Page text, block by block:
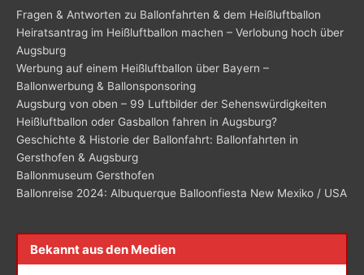
Fragen & Antworten zu Ballonfahrten & dem Heißluftballon
Heiratsantrag im Heißluftballon machen – Verlobung hoch über
Augsburg
Werbung auf einem Heißluftballon über Bayern –
Ballonwerbung & Ballonsponsoring
Augsburg von oben – 99 Luftbilder der Sehenswürdigkeiten
Heißluftballon oder Gasballon fahren in Augsburg?
Geschichte & Historie der Ballonfahrt: Ballonfahrten in
Gersthofen & Augsburg
Ballonmuseum Gersthofen
Ballonreise 2024: Albuquerque Balloonfiesta New Mexiko / USA
Bekannt aus den Medien